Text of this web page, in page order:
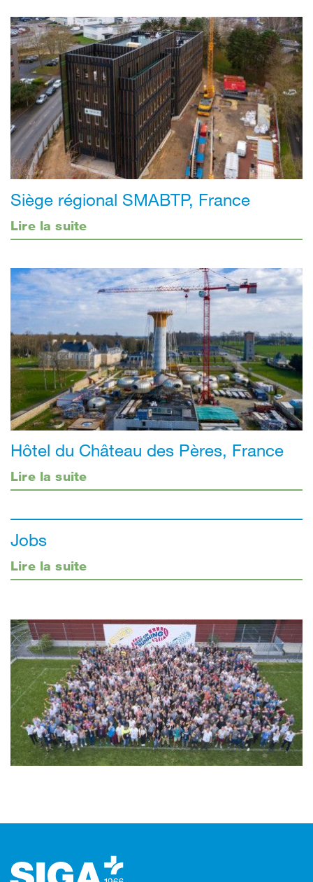
Siège régional SMABTP, France
Lire la suite
Hôtel du Château des Pères, France
Lire la suite
Jobs
Lire la suite